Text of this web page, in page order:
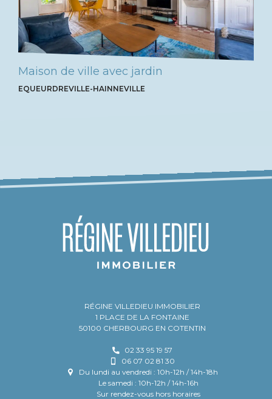
Maison de ville avec jardin
EQUEURDREVILLE-HAINNEVILLE
RÉGINE VILLEDIEU IMMOBILIER
1 PLACE DE LA FONTAINE
50100 CHERBOURG EN COTENTIN
02 33 95 19 57
06 07 02 81 30
Du lundi au vendredi : 10h-12h / 14h-18h
Le samedi : 10h-12h / 14h-16h
Sur rendez-vous hors horaires